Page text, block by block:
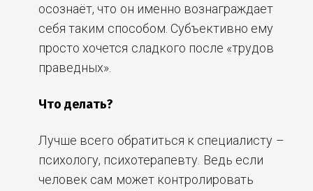
осознаёт, что он именно вознаграждает
себя таким способом. Субъективно ему
просто хочется сладкого после «трудов
праведных».
Что делать?
Лучше всего обратиться к специалисту –
психологу, психотерапевту. Ведь если
человек сам может контролировать